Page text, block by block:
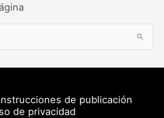
de publicación
de privacidad